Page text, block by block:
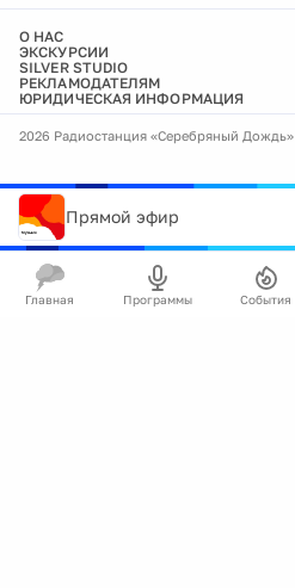
О НАС
ЭКСКУРСИИ
SILVER STUDIO
РЕКЛАМОДАТЕЛЯМ
ЮРИДИЧЕСКАЯ ИНФОРМАЦИЯ
2026 Радиостанция «Серебряный Дождь»
Прямой эфир
Главная Программы События